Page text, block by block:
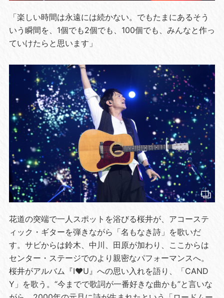
「楽しい時間は永遠には続かない。でもたまにあるそう
いう瞬間を、1個でも2個でも、100個でも、みんなと作っ
ていけたらと思います」
花道の突端で一人スポットを浴びる桜井が、アコーステ
ィック・ギターを弾きながら「名もなき詩」を歌いだ
す。サビからは鈴木、中川、田原が加わり、ここからは
センター・ステージでのより親密なパフォーマンスへ。
桜井がアルバム『I♥U』への思い入れを語り、「CAND
Y」を歌う。“今までで歌詞が一番好きな曲かも”と言いな